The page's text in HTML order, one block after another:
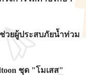
วยผู้ประสบภัยน้ำท่วม
ชุด "โมเสส"